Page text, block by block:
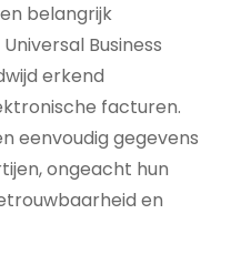
belangrijk
Business
erkend
facturen.
eenvoudig gegevens
ongeacht hun
en